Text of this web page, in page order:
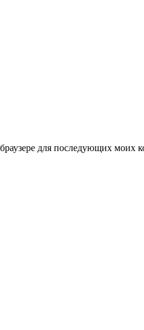
для последующих моих